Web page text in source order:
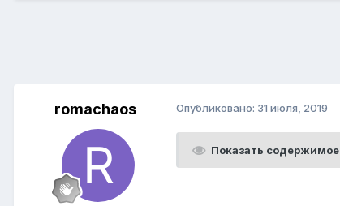
romachaos Опубликовано: 31 июля, 2019
Показать содержимое